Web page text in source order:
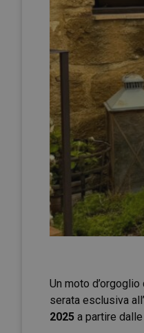
Un moto
serata esclusiva
2025 a partire